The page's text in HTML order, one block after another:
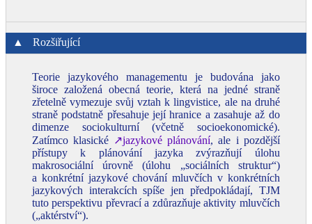
▲ Rozšiřující
Teorie jazykového managementu je budována jako
široce založená obecná teorie, která na jedné straně
zřetelně vymezuje svůj vztah k lingvistice, ale na druhé
straně podstatně přesahuje její hranice a zasahuje až do
dimenze sociokulturní (včetně socioekonomické).
Zatímco klasické ↗jazykové plánování, ale i pozdější
přístupy k plánování jazyka zvýrazňují úlohu
makrosociální úrovně (úlohu „sociálních struktur“)
a konkrétní jazykové chování mluvčích v konkrétních
jazykových interakcích spíše jen předpokládají, TJM
tuto perspektivu převrací a zdůrazňuje aktivity mluvčích
(„aktérství“).